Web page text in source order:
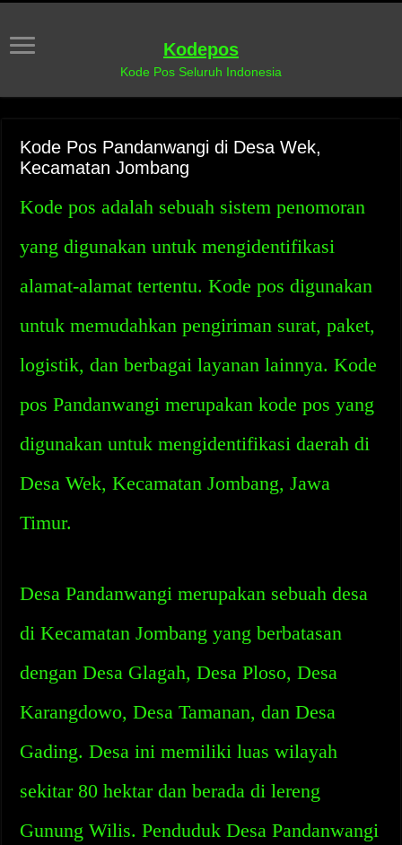
Kodepos
Kode Pos Seluruh Indonesia
Kode Pos Pandanwangi di Desa Wek,
Kecamatan Jombang
Kode pos adalah sebuah sistem penomoran
yang digunakan untuk mengidentifikasi
alamat-alamat tertentu. Kode pos digunakan
untuk memudahkan pengiriman surat, paket,
logistik, dan berbagai layanan lainnya. Kode
pos Pandanwangi merupakan kode pos yang
digunakan untuk mengidentifikasi daerah di
Desa Wek, Kecamatan Jombang, Jawa
Timur.
Desa Pandanwangi merupakan sebuah desa
di Kecamatan Jombang yang berbatasan
dengan Desa Glagah, Desa Ploso, Desa
Karangdowo, Desa Tamanan, dan Desa
Gading. Desa ini memiliki luas wilayah
sekitar 80 hektar dan berada di lereng
Gunung Wilis. Penduduk Desa Pandanwangi